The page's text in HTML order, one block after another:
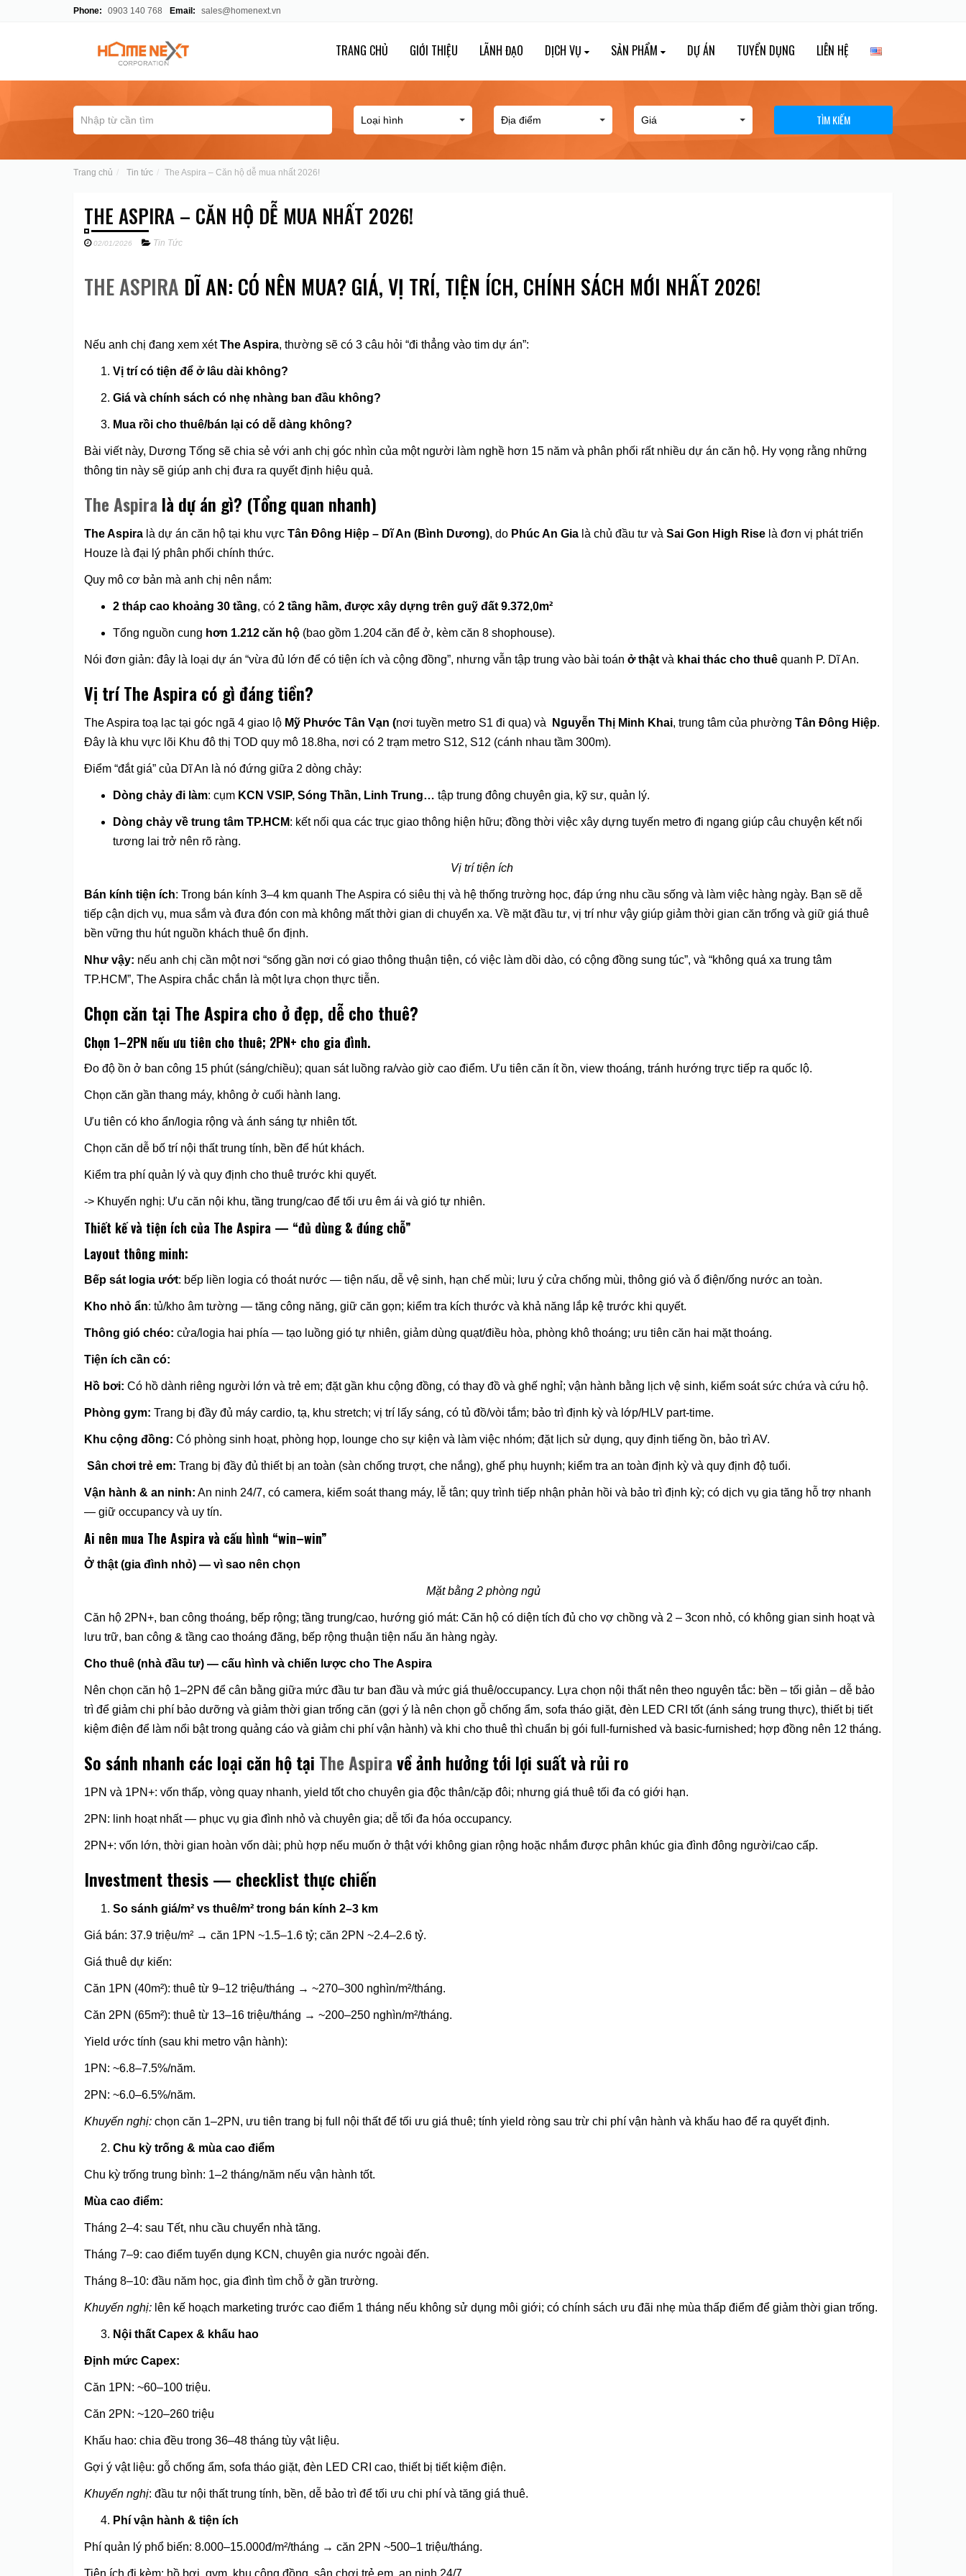
Phone: 0903 140 768 Email: sales@homenext.vn
TRANG CHỦ GIỚI THIỆU LÃNH ĐẠO DỊCH VỤ SẢN PHẨM DỰ ÁN TUYỂN DỤNG LIÊN HỆ
TÌM KIẾM
Trang chủ Tin tức The Aspira – Căn hộ dễ mua nhất 2026!
THE ASPIRA – CĂN HỘ DỄ MUA NHẤT 2026!
02/01/2026 Tin Tức
THE ASPIRA DĨ AN: CÓ NÊN MUA? GIÁ, VỊ TRÍ, TIỆN ÍCH, CHÍNH SÁCH MỚI NHẤT 2026!
Nếu anh chị đang xem xétThe Aspira, thường sẽ có 3 câu hỏi “đi thẳng vào tim dự án”:
Vị trí có tiện để ở lâu dài không?
Giá và chính sách có nhẹ nhàng ban đầu không?
Mua rồi cho thuê/bán lại có dễ dàng không?
Bài viết này, Dương Tống sẽ chia sẻ với anh chị góc nhìn của một người làm nghề hơn 15 năm và phân phối rất nhiều dự án căn hộ. Hy vọng rằng những
thông tin này sẽ giúp anh chị đưa ra quyết định hiệu quả.
The Aspira là dự án gì? (Tổng quan nhanh)
The Aspira là dự án căn hộ tại khu vực Tân Đông Hiệp – Dĩ An (Bình Dương), do Phúc An Gia là chủ đầu tư và Sai Gon High Rise là đơn vị phát triển
Houze là đại lý phân phối chính thức.
Quy mô cơ bản mà anh chị nên nắm:
2 tháp cao khoảng 30 tầng, có 2 tầng hầm, được xây dựng trên guỹ đất 9.372,0m²
Tổng nguồn cung hơn 1.212 căn hộ (bao gồm 1.204 căn để ở, kèm căn 8 shophouse).
Nói đơn giản: đây là loại dự án “vừa đủ lớn để có tiện ích và cộng đồng”, nhưng vẫn tập trung vào bài toán ở thật và khai thác cho thuê quanh P. Dĩ An.
Vị trí The Aspira có gì đáng tiền?
The Aspira toạ lạc tại góc ngã 4 giao lộ Mỹ Phước Tân Vạn (nơi tuyền metro S1 đi qua) và Nguyễn Thị Minh Khai, trung tâm của phường Tân Đông Hiệp.
Đây là khu vực lõi Khu đô thị TOD quy mô 18.8ha, nơi có 2 trạm metro S12, S12 (cánh nhau tầm 300m).
Điểm “đắt giá” của Dĩ An là nó đứng giữa 2 dòng chảy:
Dòng chảy đi làm: cụm KCN VSIP, Sóng Thần, Linh Trung… tập trung đông chuyên gia, kỹ sư, quản lý.
Dòng chảy về trung tâm TP.HCM: kết nối qua các trục giao thông hiện hữu; đồng thời việc xây dựng tuyến metro đi ngang giúp câu chuyện kết nối
tương lai trở nên rõ ràng.
Vị trí tiện ích
Bán kính tiện ích: Trong bán kính 3–4 km quanh The Aspira có siêu thị và hệ thống trường học, đáp ứng nhu cầu sống và làm việc hàng ngày. Bạn sẽ dễ
tiếp cận dịch vụ, mua sắm và đưa đón con mà không mất thời gian di chuyển xa. Về mặt đầu tư, vị trí như vậy giúp giảm thời gian căn trống và giữ giá thuê
bền vững thu hút nguồn khách thuê ổn định.
Như vậy: nếu anh chị cần một nơi “sống gần nơi có giao thông thuận tiện, có việc làm dồi dào, có cộng đồng sung túc”, và “không quá xa trung tâm
TP.HCM”, The Aspira chắc chắn là một lựa chọn thực tiễn.
Chọn căn tại The Aspira cho ở đẹp, dễ cho thuê?
Chọn 1–2PN nếu ưu tiên cho thuê; 2PN+ cho gia đình.
Đo độ ồn ở ban công 15 phút (sáng/chiều); quan sát luồng ra/vào giờ cao điểm. Ưu tiên căn ít ồn, view thoáng, tránh hướng trực tiếp ra quốc lộ.
Chọn căn gần thang máy, không ở cuối hành lang.
Ưu tiên có kho ẩn/logia rộng và ánh sáng tự nhiên tốt.
Chọn căn dễ bố trí nội thất trung tính, bền để hút khách.
Kiểm tra phí quản lý và quy định cho thuê trước khi quyết.
-> Khuyến nghị: Ưu căn nội khu, tầng trung/cao để tối ưu êm ái và gió tự nhiên.
Thiết kế và tiện ích của The Aspira — “đủ dùng & đúng chỗ”
Layout thông minh:
Bếp sát logia ướt: bếp liền logia có thoát nước — tiện nấu, dễ vệ sinh, hạn chế mùi; lưu ý cửa chống mùi, thông gió và ổ điện/ống nước an toàn.
Kho nhỏ ẩn: tủ/kho âm tường — tăng công năng, giữ căn gọn; kiểm tra kích thước và khả năng lắp kệ trước khi quyết.
Thông gió chéo: cửa/logia hai phía — tạo luồng gió tự nhiên, giảm dùng quạt/điều hòa, phòng khô thoáng; ưu tiên căn hai mặt thoáng.
Tiện ích cần có:
Hồ bơi: Có hồ dành riêng người lớn và trẻ em; đặt gần khu cộng đồng, có thay đồ và ghế nghỉ; vận hành bằng lịch vệ sinh, kiểm soát sức chứa và cứu hộ.
Phòng gym: Trang bị đầy đủ máy cardio, tạ, khu stretch; vị trí lấy sáng, có tủ đồ/vòi tắm; bảo trì định kỳ và lớp/HLV part‑time.
Khu cộng đồng: Có phòng sinh hoạt, phòng họp, lounge cho sự kiện và làm việc nhóm; đặt lịch sử dụng, quy định tiếng ồn, bảo trì AV.
Sân chơi trẻ em: Trang bị đầy đủ thiết bị an toàn (sàn chống trượt, che nắng), ghế phụ huynh; kiểm tra an toàn định kỳ và quy định độ tuổi.
Vận hành & an ninh: An ninh 24/7, có camera, kiểm soát thang máy, lễ tân; quy trình tiếp nhận phản hồi và bảo trì định kỳ; có dịch vụ gia tăng hỗ trợ nhanh
— giữ occupancy và uy tín.
Ai nên mua The Aspira và cấu hình “win–win”
Ở thật (gia đình nhỏ) — vì sao nên chọn
Mặt bằng 2 phòng ngủ
Căn hộ 2PN+, ban công thoáng, bếp rộng; tầng trung/cao, hướng gió mát: Căn hộ có diện tích đủ cho vợ chồng và 2 – 3con nhỏ, có không gian sinh hoạt và
lưu trữ, ban công & tầng cao thoáng đãng, bếp rộng thuận tiện nấu ăn hàng ngày.
Cho thuê (nhà đầu tư) — cấu hình và chiến lược cho The Aspira
Nên chọn căn hộ 1–2PN để cân bằng giữa mức đầu tư ban đầu và mức giá thuê/occupancy. Lựa chọn nội thất nên theo nguyên tắc: bền – tối giản – dễ bảo
trì để giảm chi phí bảo dưỡng và giảm thời gian trống căn (gợi ý là nên chọn gỗ chống ẩm, sofa tháo giặt, đèn LED CRI tốt (ánh sáng trung thực), thiết bị tiết
kiệm điện để làm nổi bật trong quảng cáo và giảm chi phí vận hành) và khi cho thuê thì chuẩn bị gói full‑furnished và basic‑furnished; hợp đồng nên 12 tháng.
So sánh nhanh các loại căn hộ tại The Aspiravề ảnh hưởng tới lợi suất và rủi ro
1PN và 1PN+: vốn thấp, vòng quay nhanh, yield tốt cho chuyên gia độc thân/cặp đôi; nhưng giá thuê tối đa có giới hạn.
2PN: linh hoạt nhất — phục vụ gia đình nhỏ và chuyên gia; dễ tối đa hóa occupancy.
2PN+: vốn lớn, thời gian hoàn vốn dài; phù hợp nếu muốn ở thật với không gian rộng hoặc nhắm được phân khúc gia đình đông người/cao cấp.
Investment thesis — checklist thực chiến
So sánh giá/m² vs thuê/m² trong bán kính 2–3 km
Giá bán: 37.9 triệu/m² → căn 1PN ~1.5–1.6 tỷ; căn 2PN ~2.4–2.6 tỷ.
Giá thuê dự kiến:
Căn 1PN (40m²): thuê từ 9–12 triệu/tháng → ~270–300 nghìn/m²/tháng.
Căn 2PN (65m²): thuê từ 13–16 triệu/tháng → ~200–250 nghìn/m²/tháng.
Yield ước tính (sau khi metro vận hành):
1PN: ~6.8–7.5%/năm.
2PN: ~6.0–6.5%/năm.
Khuyến nghị: chọn căn 1–2PN, ưu tiên trang bị full nội thất để tối ưu giá thuê; tính yield ròng sau trừ chi phí vận hành và khấu hao để ra quyết định.
Chu kỳ trống & mùa cao điểm
Chu kỳ trống trung bình: 1–2 tháng/năm nếu vận hành tốt.
Mùa cao điểm:
Tháng 2–4: sau Tết, nhu cầu chuyển nhà tăng.
Tháng 7–9: cao điểm tuyển dụng KCN, chuyên gia nước ngoài đến.
Tháng 8–10: đầu năm học, gia đình tìm chỗ ở gần trường.
Khuyến nghị: lên kế hoạch marketing trước cao điểm 1 tháng nếu không sử dụng môi giới; có chính sách ưu đãi nhẹ mùa thấp điểm để giảm thời gian trống.
Nội thất Capex & khấu hao
Định mức Capex:
Căn 1PN: ~60–100 triệu.
Căn 2PN: ~120–260 triệu
Khấu hao: chia đều trong 36–48 tháng tùy vật liệu.
Gợi ý vật liệu: gỗ chống ẩm, sofa tháo giặt, đèn LED CRI cao, thiết bị tiết kiệm điện.
Khuyến nghị: đầu tư nội thất trung tính, bền, dễ bảo trì để tối ưu chi phí và tăng giá thuê.
Phí vận hành & tiện ích
Phí quản lý phổ biến: 8.000–15.000đ/m²/tháng → căn 2PN ~500–1 triệu/tháng.
Tiện ích đi kèm: hồ bơi, gym, khu cộng đồng, sân chơi trẻ em, an ninh 24/7.